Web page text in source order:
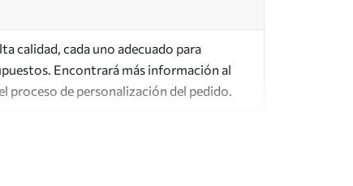
calidad, cada uno adecuado para
Encontrará más información al
proceso de personalización del pedido.